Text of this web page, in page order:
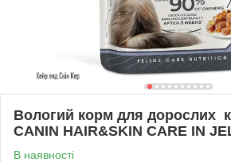
Вологий корм для дорослих
CANIN HAIR&SKIN CARE IN
В наявності